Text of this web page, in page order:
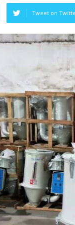
Tweet on